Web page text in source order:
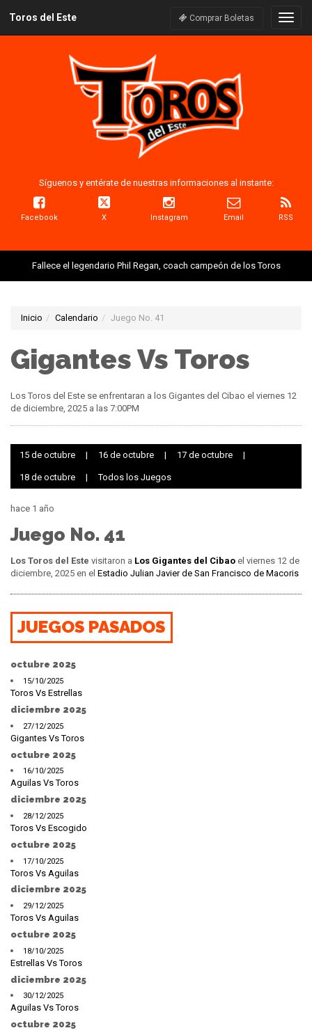
Toros del Este Comprar Boletas
Síguenos y entérate de nuestras informaciones al instante:
Facebook X Instagram Email RSS
Fallece el legendario Phil Regan, coach campeón de los Toros
Inicio Calendario Juego No. 41
Gigantes Vs Toros
Los Toros del Este se enfrentaran a los Gigantes del Cibao el viernes 12
de diciembre, 2025 a las 7:00PM
15 de octubre | 16 de octubre | 17 de octubre |
18 de octubre | Todos los Juegos
hace 1 año
Juego No. 41
Los Toros del Este visitaron a Los Gigantes del Cibao el viernes 12 de
diciembre, 2025 en el Estadio Julian Javier de San Francisco de Macoris
JUEGOS PASADOS
octubre 2025
15/10/2025
Toros Vs Estrellas
diciembre 2025
27/12/2025
Gigantes Vs Toros
octubre 2025
16/10/2025
Aguilas Vs Toros
diciembre 2025
28/12/2025
Toros Vs Escogido
octubre 2025
17/10/2025
Toros Vs Aguilas
diciembre 2025
29/12/2025
Toros Vs Aguilas
octubre 2025
18/10/2025
Estrellas Vs Toros
diciembre 2025
30/12/2025
Aguilas Vs Toros
octubre 2025